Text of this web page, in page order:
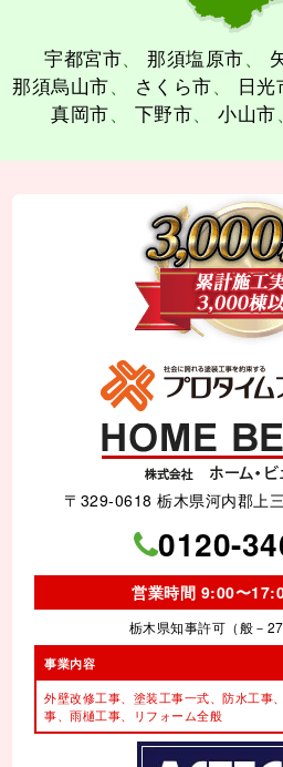
宇都宮市 那須塩原市
那須烏山市
さくら市 日光
真岡市
下野市 小山市
〒329-0618 栃木県河内郡上
0120-
営業時間 9:00〜
栃木県知事許可（般－
事業内容
外壁改修工事、塗装工事⼀式、防水工事
事、雨樋工事、
リフォーム全般